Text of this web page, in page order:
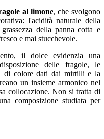
al limone, che svolgono
l'acidità naturale della
della panna cotta e
e mai stucchevole.
il dolce evidenzia una
delle fragole, le
di colore dati dai mirtilli e la
un insieme armonico nel
collocazione. Non si tratta di
composizione studiata per